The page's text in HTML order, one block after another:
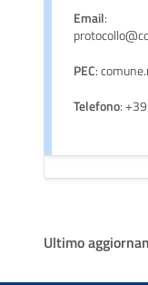
Email:
PEC:
Telefono:
Ultimo